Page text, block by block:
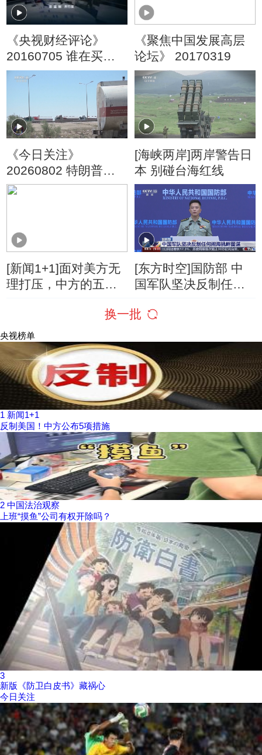
《央视财经评论》
20160705 谁在买
金？谁在炒银？
《聚焦中国发展高层
论坛》 20170319
《今日关注》
20260802 特朗普叫
停“最大规模”打击 伊
[海峡两岸]两岸警告日
本 别碰台海红线
[新闻1+1]面对美方无
理打压，中方的五项
[东方时空]国防部 中
国军队坚决反制任何
换一批
央视榜单
1 新闻1+1
反制美国！中方公布5项措施
2 中国法治观察
上班“摸鱼”公司有权开除吗？
3
新版《防卫白皮书》藏祸心
今日关注